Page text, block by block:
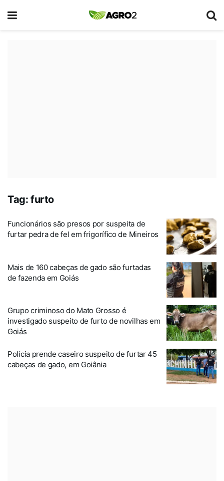
Tag: furto
Funcionários são presos por suspeita de
furtar pedra de fel em frigorífico de Mineiros
Mais de 160 cabeças de gado são furtadas
de fazenda em Goiás
Grupo criminoso do Mato Grosso é
investigado suspeito de furto de novilhas em
Goiás
Polícia prende caseiro suspeito de furtar 45
cabeças de gado, em Goiânia